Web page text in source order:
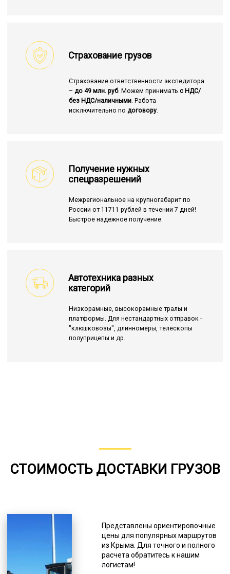
Страхование грузов
Страхование ответственности экспедитора
– до 49 млн. руб. Можем принимать с НДС/
без НДС/наличными. Работа
исключительно по договору.
Получение нужных
спецразрешений
Межрегиональное на крупногабарит по
России от 11711 рублей в течении 7 дней!
Быстрое надежное получение.
Автотехника разных
категорий
Низкорамные, высокорамные тралы и
платформы. Для нестандартных отправок -
"клюшковозы", длинномеры, телескопы
полуприцепы и др.
СТОИМОСТЬ ДОСТАВКИ ГРУЗОВ
Представлены ориентировочные
цены для популярных маршрутов
из Крыма. Для точного и полного
расчета обратитесь к нашим
логистам!